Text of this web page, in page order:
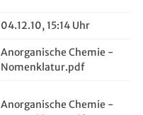
04.12.10, 15:14 Uhr
Anorganische Chemie -
Nomenklatur.pdf
Anorganische Chemie -